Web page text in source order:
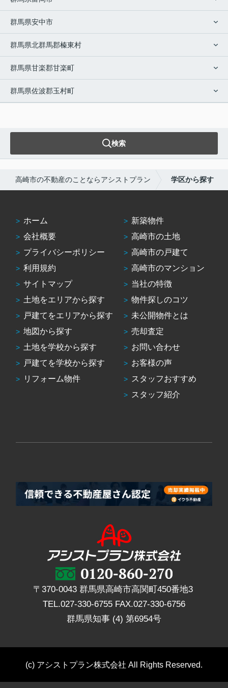
群馬県安中市
群馬県北群馬郡榛東村
群馬県甘楽郡甘楽町
群馬県佐波郡玉村町
検索
高崎市の不動産のことならアシストプラン 学区から探す
ホーム
会社概要
プライバシーポリシー
利用規約
サイトマップ
土地をエリアから探す
戸建てをエリアから探す
地図から探す
土地を学校から探す
戸建てを学校から探す
リフォーム物件
新築物件
高崎市の土地
高崎市の戸建て
高崎市のマンション
当社の特徴
物件探しのコツ
未公開物件とは
売却査定
お問い合わせ
お客様の声
スタッフおすすめ
スタッフ紹介
〒370-0043 群馬県高崎市高関町450番地3
TEL.027-330-6755 FAX.027-330-6756
群馬県知事 (4) 第6954号
(c) アシストプラン株式会社 All Rights Reserved.